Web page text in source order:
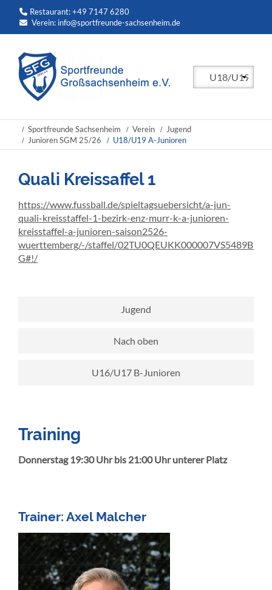
Restaurant: +49 7147 6280
Verein: info@sportfreunde-sachsenheim.de
Sportfreunde Sachsenheim Verein
Jugend
Junioren SGM 25/26
U18/U19 A-Junioren
Quali Kreissaffel 1
https://www.fussball.de/spieltagsuebersicht/a-jun-
quali-kreisstaffel-1-bezirk-enz-murr-k-a-junioren-
kreisstaffel-a-junioren-saison2526-
wuerttemberg/-/staffel/
G#!/
Jugend
Nach oben
U16/U17 B-Junioren
Training
Donnerstag 19:30 Uhr bis 21:00 Uhr unterer Platz
Trainer: Axel Malcher